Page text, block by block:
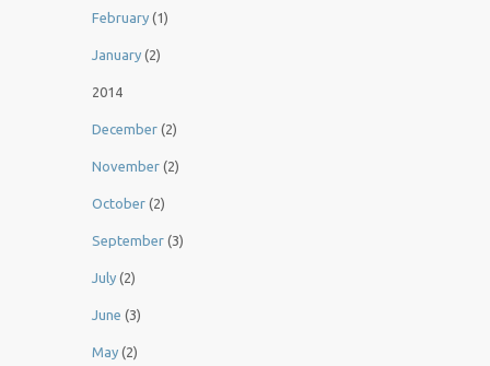
February (1)
January (2)
2014
December (2)
November (2)
October (2)
September (3)
July (2)
June (3)
May (2)